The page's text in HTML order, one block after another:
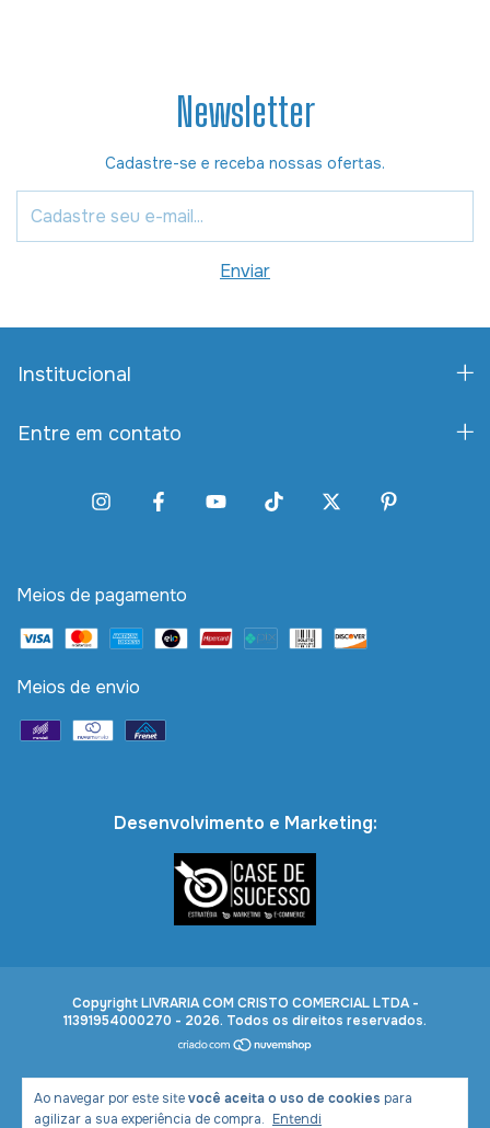
Ao navegar por este sitevocê aceita o uso de cookies para
agilizar a sua experiência de compra. Entendi
Newsletter
Cadastre-se e receba nossas ofertas.
Institucional
Entre em contato
Meios de pagamento
Meios de envio
Desenvolvimento e Marketing:
Copyright LIVRARIA COM CRISTO COMERCIAL LTDA -
11391954000270 - 2026. Todos os direitos reservados.